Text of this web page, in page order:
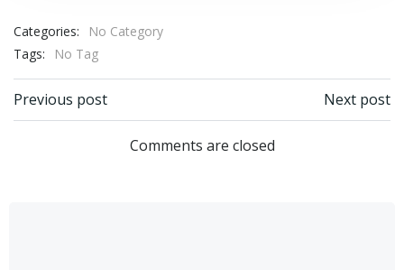
Categories:
No Category
Tags:
No Tag
Previous post Next post
Comments are closed